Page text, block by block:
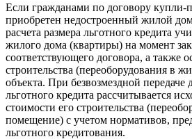
Если гражданами по договору
приобретен недостроенный жилой
расчета размера льготного кредита
жилого дома (квартиры) на момент
соответствующего договора, а также
строительства (переоборудования в
объекта. При безвозмездной передаче
льготного кредита рассчитывается
стоимости его строительства
помещение) с учетом нормативов,
льготного кредитования.